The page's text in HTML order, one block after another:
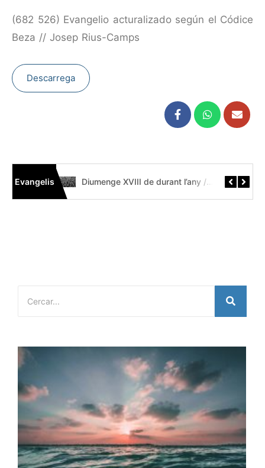
(682 526) Evangelio acturalizado según el Códice
Beza // Josep Rius-Camps
Descarrega
Evangelis
Diumenge XIX de durant l’any // Mt 14,22-33 Còdex Beza Diumenge XVIII de durant l’any // Mt 14,13-21 Códice Beza